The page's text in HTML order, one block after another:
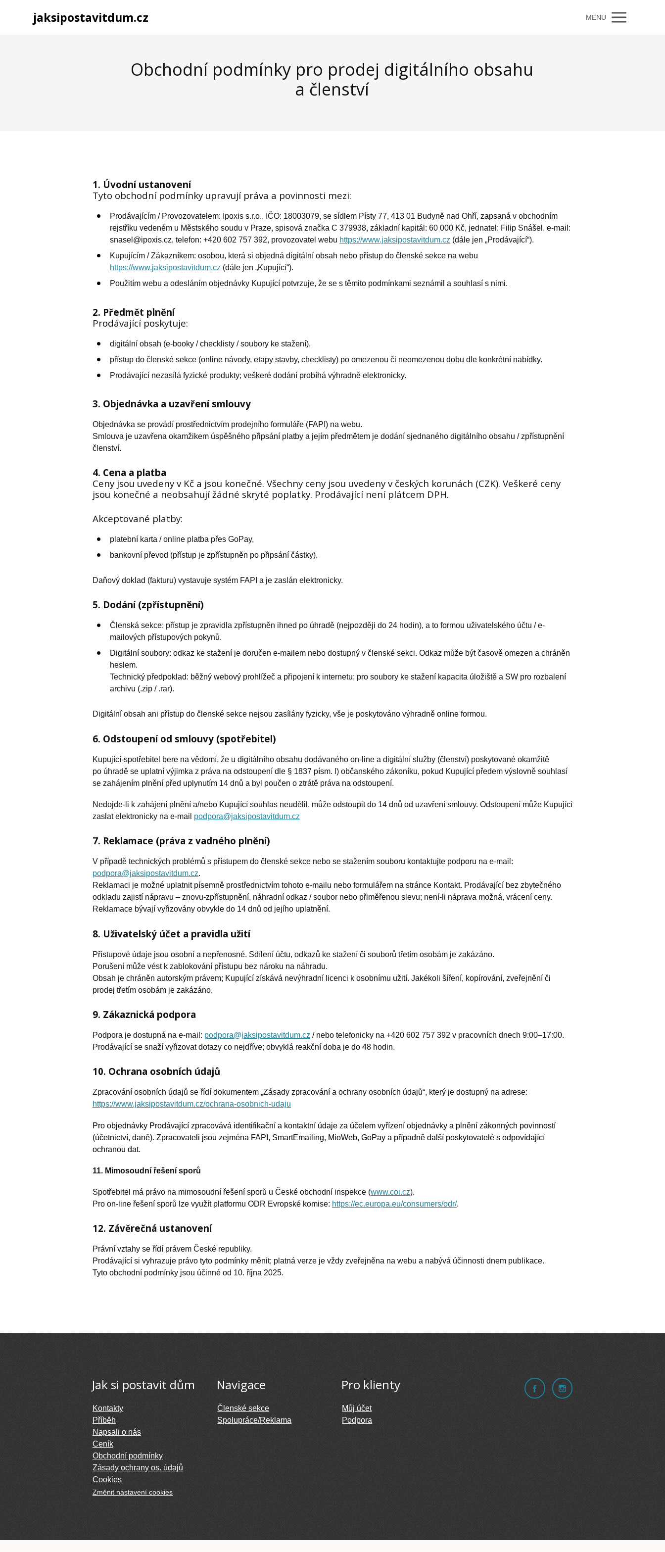
jaksipostavitdum.cz MENU
Obchodní podmínky pro prodej digitálního obsahu
a členství
1. Úvodní ustanovení
Tyto obchodní podmínky upravují práva a povinnosti mezi:
Prodávajícím / Provozovatelem: Ipoxis s.r.o., IČO: 18003079, se sídlem Písty 77, 413 01 Budyně nad Ohří, zapsaná v obchodním
rejstříku vedeném u Městského soudu v Praze, spisová značka C 379938, základní kapitál: 60 000 Kč, jednatel: Filip Snášel, e-mail:
snasel@ipoxis.cz, telefon: +420 602 757 392, provozovatel webu https://www.jaksipostavitdum.cz (dále jen „Prodávající“).
Kupujícím / Zákazníkem: osobou, která si objedná digitální obsah nebo přístup do členské sekce na webu
https://www.jaksipostavitdum.cz (dále jen „Kupující“).
Použitím webu a odesláním objednávky Kupující potvrzuje, že se s těmito podmínkami seznámil a souhlasí s nimi.
2. Předmět plnění
Prodávající poskytuje:
digitální obsah (e-booky / checklisty / soubory ke stažení),
přístup do členské sekce (online návody, etapy stavby, checklisty) po omezenou či neomezenou dobu dle konkrétní nabídky.
Prodávající nezasílá fyzické produkty; veškeré dodání probíhá výhradně elektronicky.
3. Objednávka a uzavření smlouvy
Objednávka se provádí prostřednictvím prodejního formuláře (FAPI) na webu.
Smlouva je uzavřena okamžikem úspěšného připsání platby a jejím předmětem je dodání sjednaného digitálního obsahu / zpřístupnění
členství.
4. Cena a platba
Ceny jsou uvedeny v Kč a jsou konečné. Všechny ceny jsou uvedeny v českých korunách (CZK). Veškeré ceny
jsou konečné a neobsahují žádné skryté poplatky. Prodávající není plátcem DPH.
Akceptované platby:
platební karta / online platba přes GoPay,
bankovní převod (přístup je zpřístupněn po připsání částky).
Daňový doklad (fakturu) vystavuje systém FAPI a je zaslán elektronicky.
5. Dodání (zpřístupnění)
Členská sekce: přístup je zpravidla zpřístupněn ihned po úhradě (nejpozději do 24 hodin), a to formou uživatelského účtu / e-
mailových přístupových pokynů.
Digitální soubory: odkaz ke stažení je doručen e-mailem nebo dostupný v členské sekci. Odkaz může být časově omezen a chráněn
heslem.
Technický předpoklad: běžný webový prohlížeč a připojení k internetu; pro soubory ke stažení kapacita úložiště a SW pro rozbalení
archivu (.zip / .rar).
Digitální obsah ani přístup do členské sekce nejsou zasílány fyzicky, vše je poskytováno výhradně online formou.
6. Odstoupení od smlouvy (spotřebitel)
Kupující-spotřebitel bere na vědomí, že u digitálního obsahu dodávaného on-line a digitální služby (členství) poskytované okamžitě
po úhradě se uplatní výjimka z práva na odstoupení dle § 1837 písm. l) občanského zákoníku, pokud Kupující předem výslovně souhlasí
se zahájením plnění před uplynutím 14 dnů a byl poučen o ztrátě práva na odstoupení.
Nedojde-li k zahájení plnění a/nebo Kupující souhlas neudělil, může odstoupit do 14 dnů od uzavření smlouvy. Odstoupení může Kupující
zaslat elektronicky na e-mail podpora@jaksipostavitdum.cz
7. Reklamace (práva z vadného plnění)
V případě technických problémů s přístupem do členské sekce nebo se stažením souboru kontaktujte podporu na e-mail:
podpora@jaksipostavitdum.cz.
Reklamaci je možné uplatnit písemně prostřednictvím tohoto e-mailu nebo formulářem na stránce Kontakt. Prodávající bez zbytečného
odkladu zajistí nápravu – znovu-zpřístupnění, náhradní odkaz / soubor nebo přiměřenou slevu; není-li náprava možná, vrácení ceny.
Reklamace bývají vyřizovány obvykle do 14 dnů od jejího uplatnění.
8. Uživatelský účet a pravidla užití
Přístupové údaje jsou osobní a nepřenosné. Sdílení účtu, odkazů ke stažení či souborů třetím osobám je zakázáno.
Porušení může vést k zablokování přístupu bez nároku na náhradu.
Obsah je chráněn autorským právem; Kupující získává nevýhradní licenci k osobnímu užití. Jakékoli šíření, kopírování, zveřejnění či
prodej třetím osobám je zakázáno.
9. Zákaznická podpora
Podpora je dostupná na e-mail: podpora@jaksipostavitdum.cz / nebo telefonicky na +420 602 757 392 v pracovních dnech 9:00–17:00.
Prodávající se snaží vyřizovat dotazy co nejdříve; obvyklá reakční doba je do 48 hodin.
10. Ochrana osobních údajů
Zpracování osobních údajů se řídí dokumentem „Zásady zpracování a ochrany osobních údajů“, který je dostupný na adrese:
https://www.jaksipostavitdum.cz/ochrana-osobnich-udaju
Pro objednávky Prodávající zpracovává identifikační a kontaktní údaje za účelem vyřízení objednávky a plnění zákonných povinností
(účetnictví, daně). Zpracovateli jsou zejména FAPI, SmartEmailing, MioWeb, GoPay a případně další poskytovatelé s odpovídající
ochranou dat.
11. Mimosoudní řešení sporů
Spotřebitel má právo na mimosoudní řešení sporů u České obchodní inspekce (www.coi.cz).
Pro on-line řešení sporů lze využít platformu ODR Evropské komise: https://ec.europa.eu/consumers/odr/.
12. Závěrečná ustanovení
Právní vztahy se řídí právem České republiky.
Prodávající si vyhrazuje právo tyto podmínky měnit; platná verze je vždy zveřejněna na webu a nabývá účinnosti dnem publikace.
Tyto obchodní podmínky jsou účinné od 10. října 2025.
Jak si postavit dům
Kontakty
Příběh
Napsali o nás
Ceník
Obchodní podmínky
Zásady ochrany os. údajů
Cookies
Změnit nastavení cookies
Navigace
Členské sekce
Spolupráce/Reklama
Pro klienty
Můj účet
Podpora